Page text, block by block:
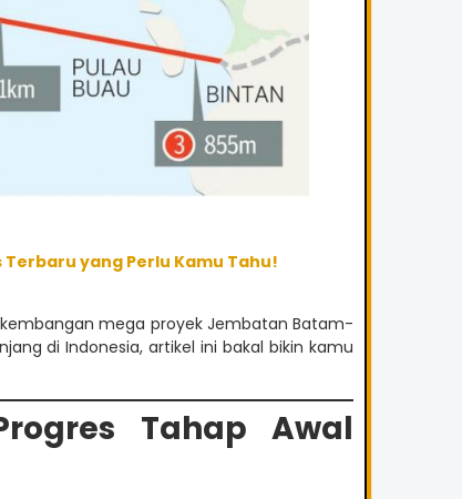
yang Perlu Kamu Tahu!
mega proyek Jembatan Batam-
di Indonesia, artikel ini bakal bikin kamu
Tahap Awal